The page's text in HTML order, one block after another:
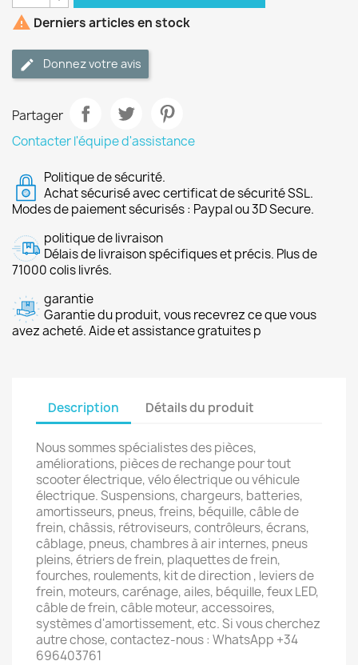
 Derniers articles en stock
Donnez votre avis
Partager
Contacter l'équipe d'assistance
Politique de sécurité.
Achat sécurisé avec certificat de sécurité SSL.
Modes de paiement sécurisés : Paypal ou 3D Secure.
politique de livraison
Délais de livraison spécifiques et précis. Plus de
71000 colis livrés.
garantie
Garantie du produit, vous recevrez ce que vous
avez acheté. Aide et assistance gratuites p
Description Détails du produit
Nous sommes spécialistes des pièces,
améliorations, pièces de rechange pour tout
scooter électrique, vélo électrique ou véhicule
électrique. Suspensions, chargeurs, batteries,
amortisseurs, pneus, freins, béquille, câble de
frein, châssis, rétroviseurs, contrôleurs, écrans,
câblage, pneus, chambres à air internes, pneus
pleins, étriers de frein, plaquettes de frein,
fourches, roulements, kit de direction , leviers de
frein, moteurs, carénage, ailes, béquille, feux LED,
câble de frein, câble moteur, accessoires,
systèmes d'amortissement, etc. Si vous cherchez
autre chose, contactez-nous : WhatsApp +34
696403761